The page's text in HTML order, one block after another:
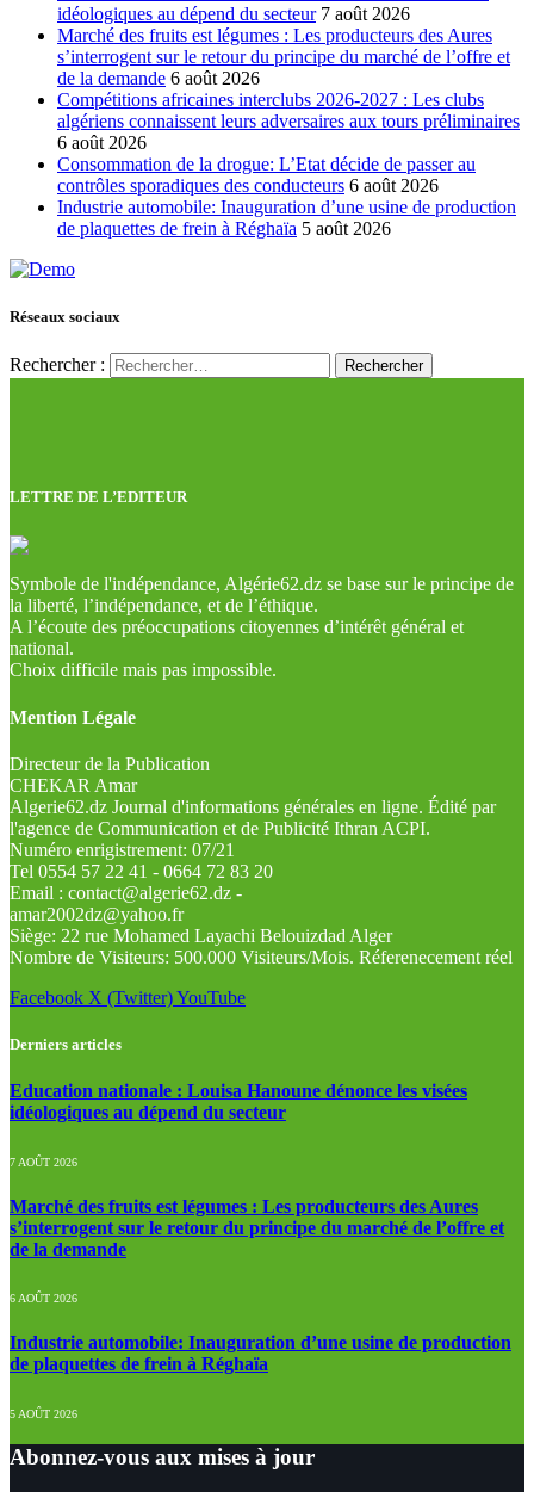
idéologiques au dépend du secteur 7 août 2026
Marché des fruits est légumes : Les producteurs des Aures
s’interrogent sur le retour du principe du marché de l’offre et
de la demande 6 août 2026
Compétitions africaines interclubs 2026-2027 : Les clubs
algériens connaissent leurs adversaires aux tours préliminaires
6 août 2026
Consommation de la drogue: L’Etat décide de passer au
contrôles sporadiques des conducteurs 6 août 2026
Industrie automobile: Inauguration d’une usine de production
de plaquettes de frein à Réghaïa 5 août 2026
Réseaux sociaux
Rechercher :
LETTRE DE L’EDITEUR
Symbole de l'indépendance, Algérie62.dz se base sur le principe de
la liberté, l’indépendance, et de l’éthique.
A l’écoute des préoccupations citoyennes d’intérêt général et
national.
Choix difficile mais pas impossible.
Mention Légale
Directeur de la Publication
CHEKAR Amar
Algerie62.dz Journal d'informations générales en ligne. Édité par
l'agence de Communication et de Publicité Ithran ACPI.
Numéro enrigistrement: 07/21
Tel 0554 57 22 41 - 0664 72 83 20
Email : contact@algerie62.dz -
amar2002dz@yahoo.fr
Siège: 22 rue Mohamed Layachi Belouizdad Alger
Nombre de Visiteurs: 500.000 Visiteurs/Mois. Réferenecement réel
Facebook X (Twitter)YouTube
Derniers articles
Education nationale : Louisa Hanoune dénonce les visées
idéologiques au dépend du secteur
7 AOÛT 2026
Marché des fruits est légumes : Les producteurs des Aures
s’interrogent sur le retour du principe du marché de l’offre et
de la demande
6 AOÛT 2026
Industrie automobile: Inauguration d’une usine de production
de plaquettes de frein à Réghaïa
5 AOÛT 2026
Abonnez-vous aux mises à jour